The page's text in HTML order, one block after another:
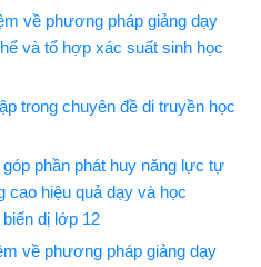
về phương pháp giảng dạy
và tổ hợp xác suất sinh học
trong chuyên đề di truyền học
phần phát huy năng lực tự
cao hiệu quả dạy và học
dị lớp 12
về phương pháp giảng dạy